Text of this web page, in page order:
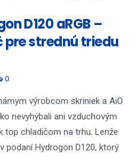
D120 aRGB –
strednú triedu
0
výrobcom skriniek a AiO
nevyhýbali ani vzduchovým
top chladičom na trhu. Lenže
podaní Hydrogon D120, ktorý